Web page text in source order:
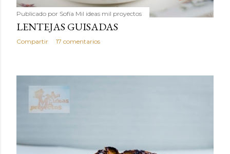
Publicado por Sofía Mil ideas mil proyectos
LENTEJAS GUISADAS
Compartir 17 comentarios